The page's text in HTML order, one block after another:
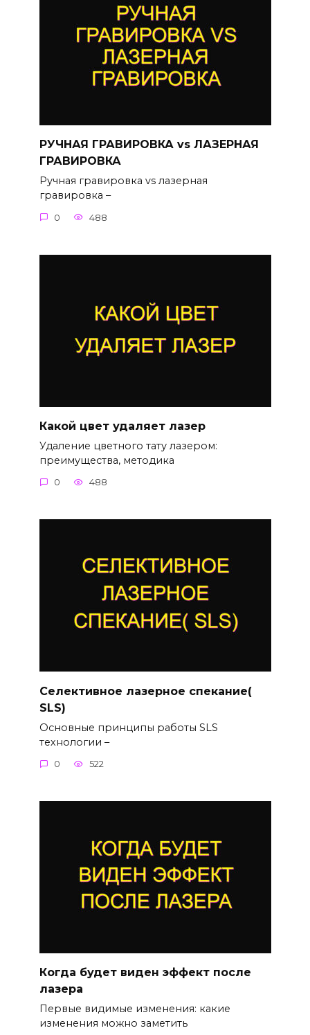
РУЧНАЯ ГРАВИРОВКА vs ЛАЗЕРНАЯ
ГРАВИРОВКА
Ручная гравировка vs лазерная
гравировка –
0 488
Какой цвет удаляет лазер
Удаление цветного тату лазером:
преимущества, методика
0 488
Селективное лазерное спекание(
SLS)
Основные принципы работы SLS
технологии –
0 522
Когда будет виден эффект после
лазера
Первые видимые изменения: какие
изменения можно заметить